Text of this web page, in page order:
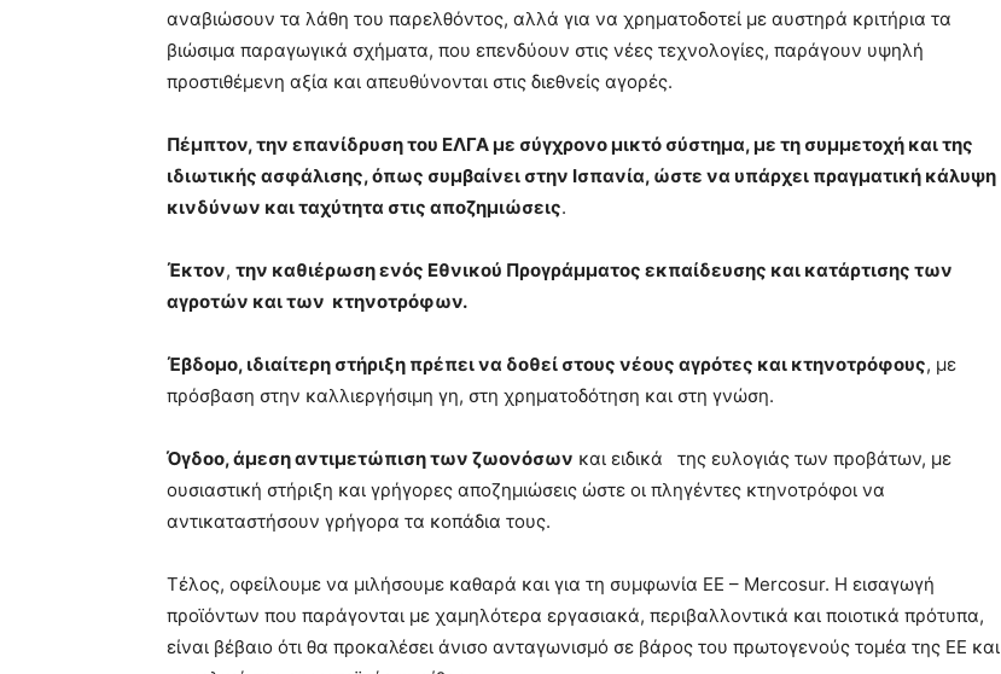
αναβιώσουν τα λάθη του παρελθόντος, αλλά για να χρηματοδοτεί με αυστηρά κριτήρια τα
βιώσιμα παραγωγικά σχήματα, που επενδύουν στις νέες τεχνολογίες, παράγουν υψηλή
προστιθέμενη αξία και απευθύνονται στις διεθνείς αγορές.
Πέμπτον, την επανίδρυση του ΕΛΓΑ με σύγχρονο μικτό σύστημα, με τη συμμετοχή και της
ιδιωτικής ασφάλισης, όπως συμβαίνει στην Ισπανία, ώστε να υπάρχει πραγματική κάλυψη
κινδύνων και ταχύτητα στις αποζημιώσεις.
Έκτον, την καθιέρωση ενός Εθνικού Προγράμματος εκπαίδευσης και κατάρτισης των
αγροτών και των κτηνοτρόφων.
Έβδομο, ιδιαίτερη στήριξη πρέπει να δοθεί στους νέους αγρότες και κτηνοτρόφους, με
πρόσβαση στην καλλιεργήσιμη γη, στη χρηματοδότηση και στη γνώση.
Όγδοο, άμεση αντιμετώπιση των ζωονόσων και ειδικά
της ευλογιάς των προβάτων, με
ουσιαστική στήριξη και γρήγορες αποζημιώσεις ώστε οι πληγέντες κτηνοτρόφοι να
αντικαταστήσουν γρήγορα τα κοπάδια τους.
Τέλος, οφείλουμε να μιλήσουμε καθαρά και για τη συμφωνία ΕΕ – Mercosur. Η εισαγωγή
προϊόντων που παράγονται με χαμηλότερα εργασιακά, περιβαλλοντικά και ποιοτικά πρότυπα,
είναι βέβαιο ότι θα προκαλέσει άνισο ανταγωνισμό σε βάρος του πρωτογενούς τομέα της ΕΕ και